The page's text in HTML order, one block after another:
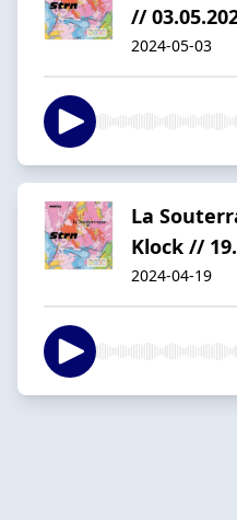
//
2024-05-03
La
Klock //
2024-04-19